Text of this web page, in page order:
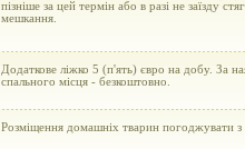
пізніше за цей термін або в разі не заїзду
мешкання.
Додаткове ліжко 5 (п'ять) євро на добу. За
спального місця - безкоштовно.
Розміщення домашніх тварин погоджувати з